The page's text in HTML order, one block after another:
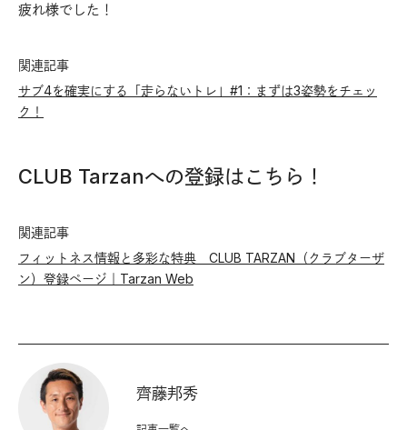
疲れ様でした！
関連記事
サブ4を確実にする「走らないトレ」#1：まずは3姿勢をチェッ
ク！
CLUB Tarzanへの登録はこちら！
関連記事
フィットネス情報と多彩な特典 CLUB TARZAN（クラブターザ
ン）登録ページ｜Tarzan Web
齊藤邦秀